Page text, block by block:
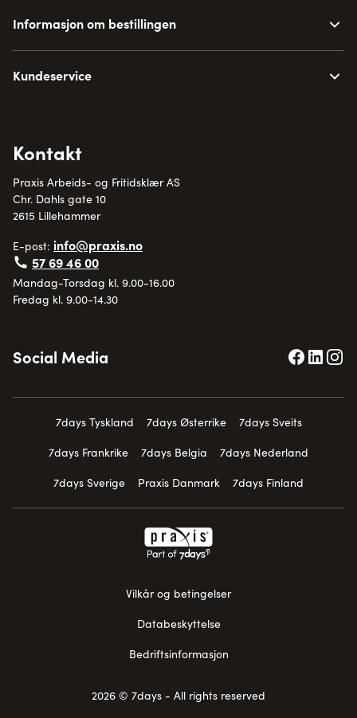
Informasjon om bestillingen
Kundeservice
Kontakt
Praxis Arbeids- og Fritidsklær AS
Chr. Dahls gate 10
2615 Lillehammer
E-post: info@praxis.no
57 69 46 00
Mandag-Torsdag kl. 9.00-16.00
Fredag kl. 9.00-14.30
Social Media
7days Tyskland 7days Østerrike
7days Sveits
7days Frankrike
7days Belgia
7days Nederland
7days Sverige
Praxis Danmark 7days Finland
Vilkår og betingelser
Databeskyttelse
Bedriftsinformasjon
2026 © 7days - All rights reserved